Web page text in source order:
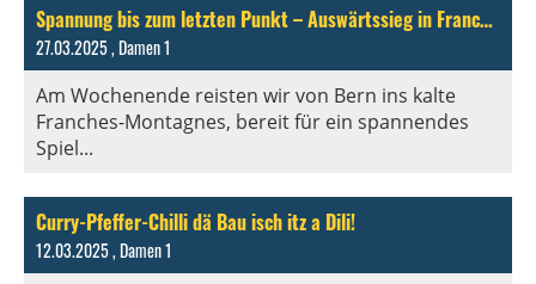
Spannung bis zum letzten Punkt – Auswärtssieg in Franches-Montagnes
27.03.2025, Damen 1
Am Wochenende reisten wir von Bern ins kalte
Franches-Montagnes, bereit für ein spannendes
Spiel...
Curry-Pfeffer-Chilli dä Bau isch itz a Dili!
12.03.2025, Damen 1